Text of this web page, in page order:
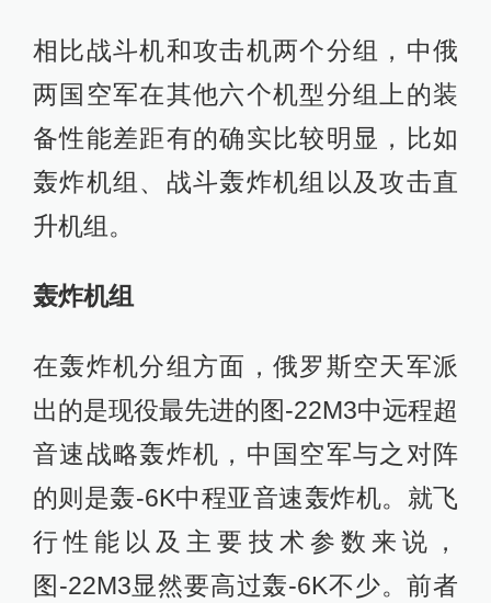
相比战斗机和攻击机两个分组，中俄
两国空军在其他六个机型分组上的装
备性能差距有的确实比较明显，比如
轰炸机组、战斗轰炸机组以及攻击直
升机组。
轰炸机组
在轰炸机分组方面，俄罗斯空天军派
出的是现役最先进的图-22M3中远程超
音速战略轰炸机，中国空军与之对阵
的则是轰-6K中程亚音速轰炸机。就飞
行性能以及主要技术参数来说，
图-22M3显然要高过轰-6K不少。前者